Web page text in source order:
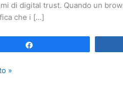
di digital trust. Quando un
che i […]
»